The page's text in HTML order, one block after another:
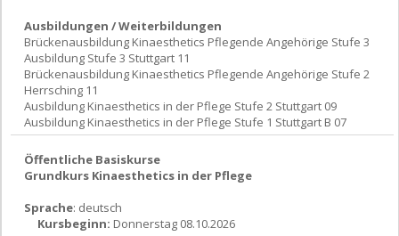
Ausbildungen / Weiterbildungen
Brückenausbildung Kinaesthetics Pflegende Angehörige Stufe 3
Ausbildung Stufe 3 Stuttgart 11
Brückenausbildung Kinaesthetics Pflegende Angehörige Stufe 2
Herrsching 11
Ausbildung Kinaesthetics in der Pflege Stufe 2 Stuttgart 09
Ausbildung Kinaesthetics in der Pflege Stufe 1 Stuttgart B 07
Öffentliche Basiskurse
Grundkurs Kinaesthetics in der Pflege
Sprache: deutsch
Kursbeginn: Donnerstag 08.10.2026